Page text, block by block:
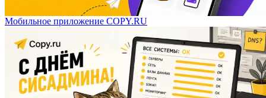
Мобильное приложение COPY.RU